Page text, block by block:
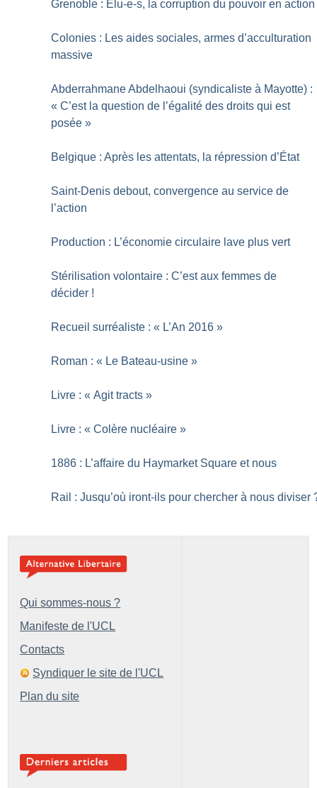
Grenoble : Elu-e-s, la corruption du pouvoir en action
Colonies : Les aides sociales, armes d’acculturation
massive
Abderrahmane Abdelhaoui (syndicaliste à Mayotte) :
« C’est la question de l’égalité des droits qui est
posée »
Belgique : Après les attentats, la répression d’État
Saint-Denis debout, convergence au service de
l’action
Production : L’économie circulaire lave plus vert
Stérilisation volontaire : C’est aux femmes de
décider !
Recueil surréaliste : « L’An 2016 »
Roman : « Le Bateau-usine »
Livre : « Agit tracts »
Livre : « Colère nucléaire »
1886 : L’affaire du Haymarket Square et nous
Rail : Jusqu’où iront-ils pour chercher à nous diviser
Qui sommes-nous ?
Manifeste de l'UCL
Contacts
Syndiquer le site de l'UCL
Plan du site